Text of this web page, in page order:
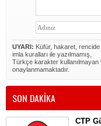
UYARI: Küfür, hakaret,
imla kuralları ile yazılmamış,
Türkçe karakter kullanılmayan
onaylanmamaktadır.
SON DAKİKA
CTP